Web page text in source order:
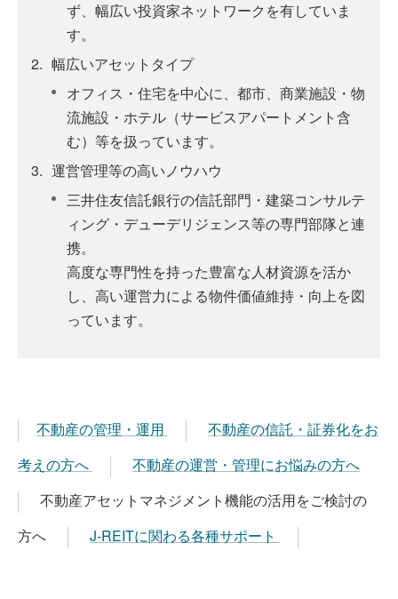
ず、幅広い投資家ネットワークを有していま
す。
2. 幅広いアセットタイプ
オフィス・住宅を中心に、都市、商業施設・物
流施設・ホテル（サービスアパートメント含
む）等を扱っています。
3. 運営管理等の高いノウハウ
三井住友信託銀行の信託部門・建築コンサルテ
ィング・デューデリジェンス等の専門部隊と連
携。
高度な専門性を持った豊富な人材資源を活か
し、高い運営力による物件価値維持・向上を図
っています。
不動産の管理・運用
不動産の信託・証券化をお
考えの方へ
不動産の運営・管理にお悩みの方へ
不動産アセットマネジメント機能の活用をご検討の
方へ
J-REITに関わる各種サポート